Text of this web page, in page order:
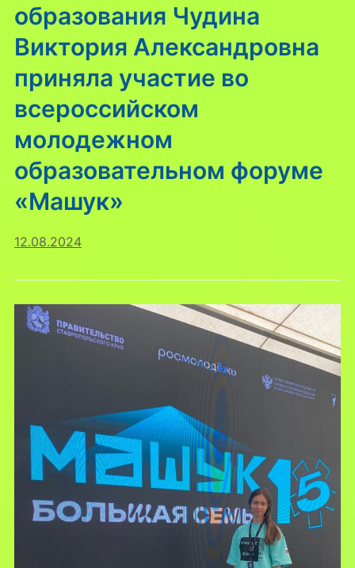
образования Чудина
Виктория Александровна
приняла участие во
всероссийском
молодежном
образовательном форуме
«Машук»
12.08.2024